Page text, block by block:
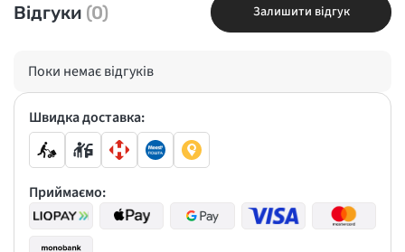
Відгуки (0) Залишити відгук
Поки немає відгуків
Швидка доставка:
Приймаємо: